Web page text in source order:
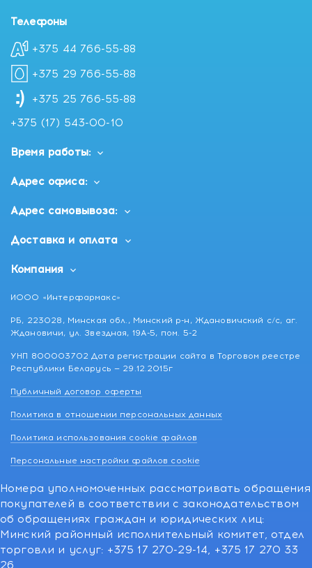
Телефоны
+375 44 766-55-88
+375 29 766-55-88
+375 25 766-55-88
+375 (17) 543-00-10
Время работы:
Адрес офиса:
Адрес самовывоза:
Доставка и оплата
Компания
ИООО «Интерфармакс»
РБ, 223028, Минская обл., Минский р-н, Ждановичский с/с, аг.
Ждановичи, ул. Звездная, 19А-5, пом. 5-2
УНП 800003702 Дата регистрации сайта в Торговом реестре
Республики Беларусь — 29.12.2015г
Публичный договор оферты
Политика в отношении персональных данных
Политика использования cookie файлов
Персональные настройки файлов cookie
Номера уполномоченных рассматривать обращения
покупателей в соответствии с законодательством
об обращениях граждан и юридических лиц:
Минский районный исполнительный комитет, отдел
торговли и услуг: +375 17 270-29-14, +375 17 270 33
26.